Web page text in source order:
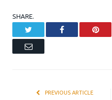
SHARE.
Facebook
Email
PREVIOUS ARTICLE